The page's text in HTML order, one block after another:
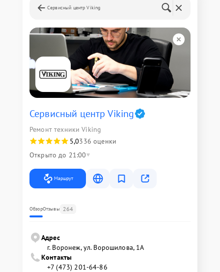
Сервисный центр Viking
Сервисный центр Viking
Ремонт техники Viking
5,0336 оценки
Открыто до 21:00
Маршрут
ОбзорОтзывы 264
Адрес
г. Воронеж, ул. Ворошилова, 1А
Контакты
+7 (473) 201-64-86